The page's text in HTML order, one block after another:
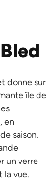
donne sur
île de
en
saison.
un verre
la vue.